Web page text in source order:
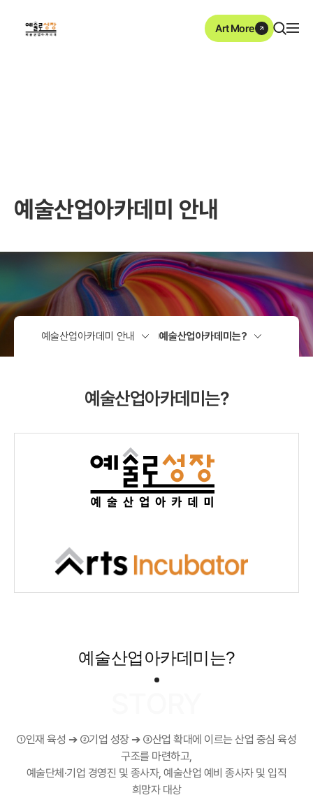
ArtMore
예술산업아카데미
예술산업아카데미 안내
예술산업아카데미는?
예술산업아카데미는?
➀인재 육성 ➔ ➁기업 성장 ➔ ➂산업 확대에 이르는 산업 중심 육성
구조를 마련하고,
예술단체·기업 경영진 및 종사자, 예술산업 예비 종사자 및 입직
희망자 대상